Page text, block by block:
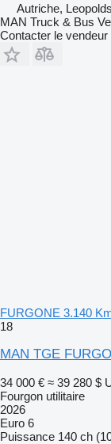
Autriche,
MAN Truck & Bus
Contacter le vendeur
FURGONE 3.140
18
MAN TGE
34 000 € ≈ 39 280 $
Fourgon utilitaire
2026
Euro 6
Puissance 140 ch